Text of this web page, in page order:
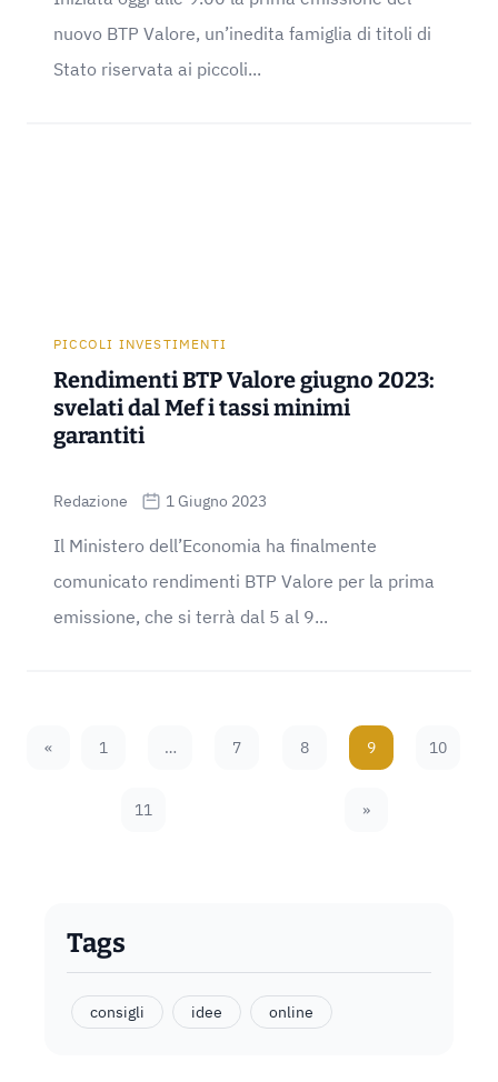
nuovo BTP Valore, un’inedita famiglia di titoli di
Stato riservata ai piccoli...
PICCOLI INVESTIMENTI
Rendimenti BTP Valore giugno 2023:
svelati dal Mef i tassi minimi
garantiti
Redazione 1 Giugno 2023
Il Ministero dell’Economia ha finalmente
comunicato rendimenti BTP Valore per la prima
emissione, che si terrà dal 5 al 9...
«
Previous Page
1 … 7 8 9 10
11 Next Page
»
Tags
consigli idee online